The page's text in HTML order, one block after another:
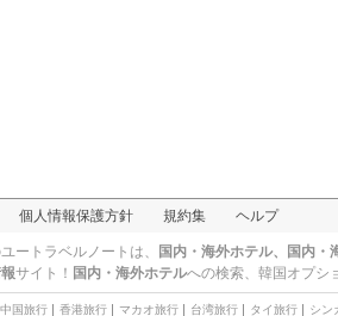
個人情報保護方針 規約集 ヘルプ
ートラベルノートは、 国内・海外ホテル、国内・
サイト！ 国内・海外ホテルへの検索、 韓国オプシ
中国旅行 香港旅行 マカオ旅行 台湾旅行 タイ旅行 シン